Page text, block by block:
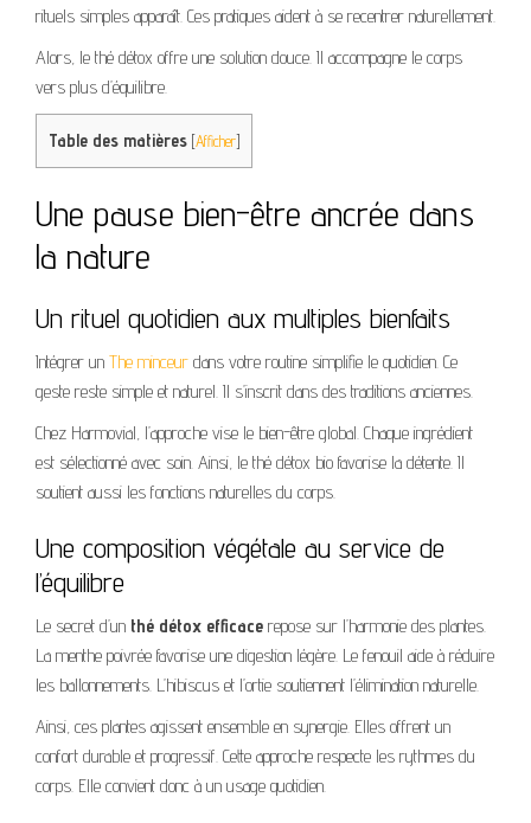
rituels simples apparaît. Ces pratiques aident à se recentrer naturellement.
Alors, le thé détox offre une solution douce. Il accompagne le corps
vers plus d’équilibre.
Table des matières [Afficher]
Une pause bien-être ancrée dans
la nature
Un rituel quotidien aux multiples bienfaits
Intégrer un The minceur dans votre routine simplifie le quotidien. Ce
geste reste simple et naturel. Il s’inscrit dans des traditions anciennes.
Chez Harmovial, l’approche vise le bien-être global. Chaque ingrédient
est sélectionné avec soin. Ainsi, le thé détox bio favorise la détente. Il
soutient aussi les fonctions naturelles du corps.
Une composition végétale au service de
l’équilibre
Le secret d’un thé détox efficace repose sur l’harmonie des plantes.
La menthe poivrée favorise une digestion légère. Le fenouil aide à réduire
les ballonnements. L’hibiscus et l’ortie soutiennent l’élimination naturelle.
Ainsi, ces plantes agissent ensemble en synergie. Elles offrent un
confort durable et progressif. Cette approche respecte les rythmes du
corps. Elle convient donc à un usage quotidien.